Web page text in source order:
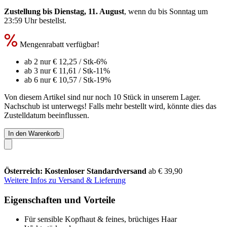
Zustellung bis Dienstag, 11. August, wenn du bis Sonntag um
23:59 Uhrbestellst.
Mengenrabatt verfügbar!
ab 2 nur€ 12,25 / Stk-6%
ab 3 nur€ 11,61 / Stk-11%
ab 6 nur€ 10,57 / Stk-19%
Von diesem Artikel sind nur noch 10 Stück in unserem Lager.
Nachschub ist unterwegs! Falls mehr bestellt wird, könnte dies das
Zustelldatum beeinflussen.
In den Warenkorb
Österreich: Kostenloser Standardversand ab € 39,90
Weitere Infos zu Versand & Lieferung
Eigenschaften und Vorteile
Für sensible Kopfhaut & feines, brüchiges Haar